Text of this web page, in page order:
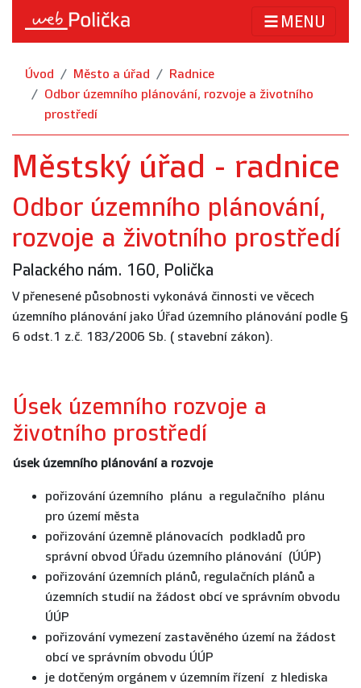
MENU
Úvod Město a úřad
Radnice
Odbor územního plánování, rozvoje a životního
prostředí
Městský úřad - radnice
Odbor územního plánování,
rozvoje a životního prostředí
Palackého nám. 160, Polička
V přenesené působnosti vykonává činnosti ve věcech
územního plánování jako Úřad územního plánování podle §
6 odst.1 z.č. 183/2006 Sb. ( stavební zákon).
Úsek územního rozvoje a
životního prostředí
úsek územního plánování a rozvoje
pořizování územního plánu a regulačního plánu
pro území města
pořizování územně plánovacích podkladů pro
správní obvod Úřadu územního plánování (ÚÚP)
pořizování územních plánů, regulačních plánů a
územních studií na žádost obcí ve správním obvodu
ÚÚP
pořizování vymezení zastavěného území na žádost
obcí ve správním obvodu ÚÚP
je dotčeným orgánem v územním řízení z hlediska